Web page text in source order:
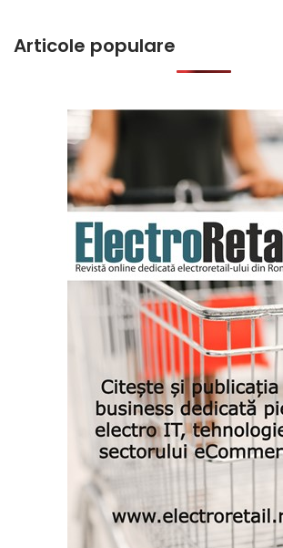
Articole populare